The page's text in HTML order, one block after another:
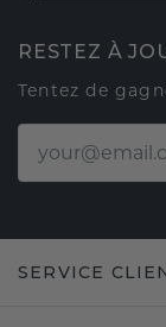
RESTEZ À
Tentez de
SERVICE